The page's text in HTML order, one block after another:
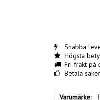
Snabba
Högsta
Fri frakt på
Betala
Varumärke